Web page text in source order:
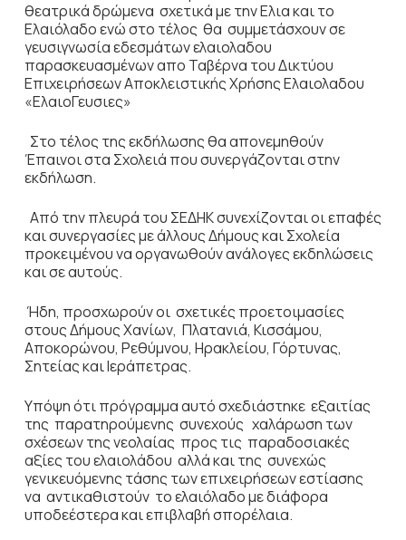
θεατρικά δρώμενα σχετικά με την Ελια και το
Ελαιόλαδο ενώ στο τέλος θα συμμετάσχουν σε
γευσιγνωσία εδεσμάτων ελαιολαδου
παρασκευασμένων απο Ταβέρνα του Δικτύου
Επιχειρήσεων Αποκλειστικής Χρήσης Ελαιολαδου
«ΕλαιοΓευσιες»
Στο τέλος της εκδήλωσης θα απονεμηθούν
Έπαινοι στα Σχολειά που συνεργάζονται στην
εκδήλωση.
Από την πλευρά του ΣΕΔΗΚ συνεχίζονται οι επαφές
και συνεργασίες με άλλους Δήμους και Σχολεία
προκειμένου να οργανωθούν ανάλογες εκδηλώσεις
και σε αυτούς.
Ήδη, προσχωρούν οι σχετικές προετοιμασίες
στους Δήμους Χανίων, Πλατανιά, Κισσάμου,
Αποκορώνου, Ρεθύμνου, Ηρακλείου, Γόρτυνας,
Σητείας και Ιεράπετρας.
Υπόψη ότι πρόγραμμα αυτό σχεδιάστηκε εξαιτίας
της παρατηρούμενης συνεχούς χαλάρωση των
σχέσεων της νεολαίας προς τις παραδοσιακές
αξίες του ελαιολάδου αλλά και της συνεχώς
γενικευόμενης τάσης των επιχειρήσεων εστίασης
να αντικαθιστούν το ελαιόλαδο με διάφορα
υποδεέστερα και επιβλαβή σπορέλαια.